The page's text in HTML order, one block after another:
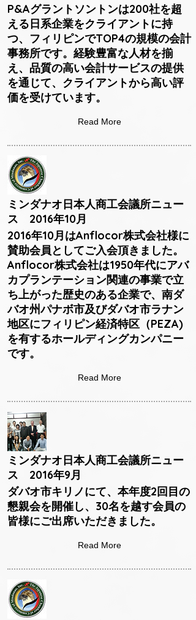
P&Aグラントソントンは200社を超
える日系企業をクライアントに持
つ、フィリピンでTOP4の規模の会計
事務所です。経験豊富な人材を揃
え、品質の高い会計サービスの提供
を通じて、クライアントから高い評
価を受けています。
Read More
ミンダナオ日本人商工会議所ニュー
ス 2016年10月
2016年10月はAnflocor株式会社様に
賛助会員としてご入会頂きました。
Anflocor株式会社は1950年代にアバ
カプランテーション関連の事業で立
ち上がった歴史のある企業で、南ダ
バオ州パナボ市及びダバオ市ラナン
地区にフィリピン経済特区（PEZA)
を有するホールディングカンパニー
です。
Read More
ミンダナオ日本人商工会議所ニュー
ス 2016年9月
ダバオ市キリノにて、本年度2回目の
懇親会を開催し、30名を越す会員の
皆様にご出席いただきました。
Read More